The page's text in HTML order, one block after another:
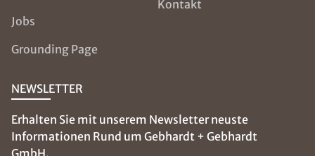
Jobs
Grounding Page
Kontakt
NEWSLETTER
Erhalten Sie mit unserem Newsletter neuste
Informationen Rund um Gebhardt + Gebhardt
GmbH.